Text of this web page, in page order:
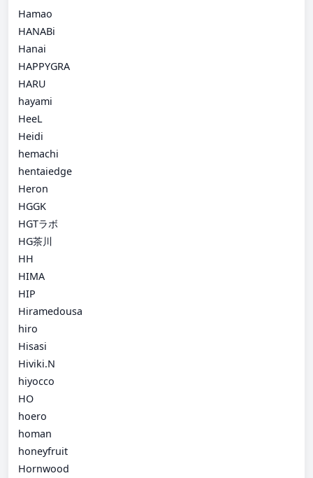
Hamao
HANABi
Hanai
HAPPYGRA
HARU
hayami
HeeL
Heidi
hemachi
hentaiedge
Heron
HGGK
HGTラボ
HG茶川
HH
HIMA
HIP
Hiramedousa
hiro
Hisasi
Hiviki.N
hiyocco
HO
hoero
homan
honeyfruit
Hornwood